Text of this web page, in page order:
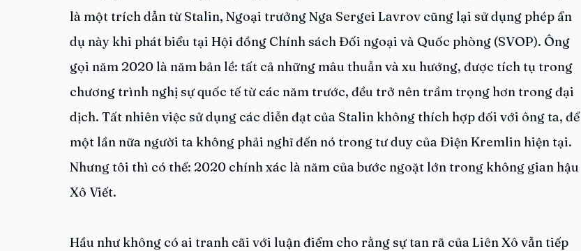
là một trích dẫn từ Stalin, Ngoại trưởng Nga Sergei Lavrov cũng lại sử dụng phép ẩn
dụ này khi phát biểu tại Hội đồng Chính sách Đối ngoại và Quốc phòng (SVOP). Ông
gọi năm 2020 là năm bản lề: tất cả những mâu thuẫn và xu hướng, được tích tụ trong
chương trình nghị sự quốc tế từ các năm trước, đều trở nên trầm trọng hơn trong đại
dịch. Tất nhiên việc sử dụng các diễn đạt của Stalin không thích hợp đối với ông ta, để
một lần nữa người ta không phải nghĩ đến nó trong tư duy của Điện Kremlin hiện tại.
Nhưng tôi thì có thể: 2020 chính xác là năm của bước ngoặt lớn trong không gian hậu
Xô Viết.
Hầu như không có ai tranh cãi với luận điểm cho rằng sự tan rã của Liên Xô vẫn tiếp